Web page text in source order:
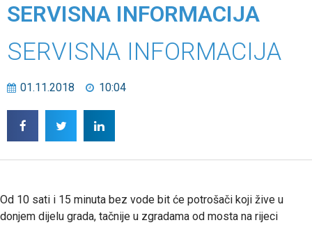
SERVISNA INFORMACIJA
SERVISNA INFORMACIJA
01.11.2018 10:04
Od 10 sati i 15 minuta bez vode bit će potrošači koji žive u
donjem dijelu grada, tačnije u zgradama od mosta na rijeci